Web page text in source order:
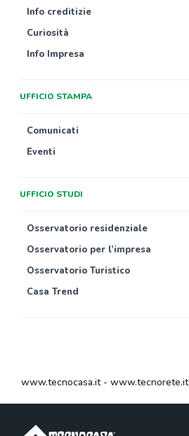
Info creditizie
Curiosità
Info Impresa
UFFICIO STAMPA
Comunicati
Eventi
UFFICIO STUDI
Osservatorio residenziale
Osservatorio per l’impresa
Osservatorio Turistico
Casa Trend
www.tecnocasa.it- www.tecnorete.it